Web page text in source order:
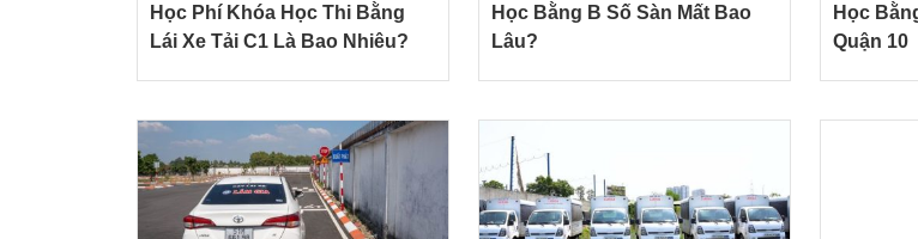
Học Phí Khóa Học Thi Bằng
Lái Xe Tải C1 Là Bao Nhiêu?
Học Bằng B Số Sàn Mất Bao
Lâu?
Học
Quận 10